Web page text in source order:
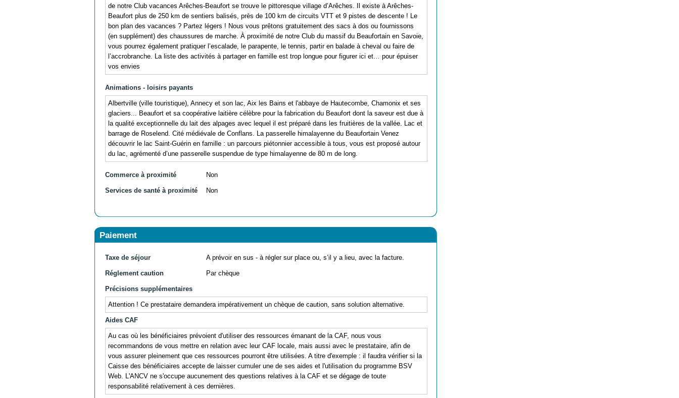
de notre Club vacances Arêches-Beaufort se trouve le pittoresque village d’Arêches. Il existe à Arêches-
Beaufort plus de 250 km de sentiers balisés, près de 100 km de circuits VTT et 9 pistes de descente ! Le
bon plan des vacances ? Partez légers ! Nous vous prêtons gratuitement des sacs à dos ou fournissons
(en supplément) des chaussures de marche. À proximité de notre Club du massif du Beaufortain en Savoie,
vous pourrez également pratiquer l’escalade, le parapente, le tennis, partir en balade à cheval ou faire de
l’accrobranche. La liste des activités à partager en famille est trop longue pour figurer ici et… pour épuiser
vos envies
Animations - loisirs payants
Albertville (ville touristique), Annecy et son lac, Aix les Bains et l'abbaye de Hautecombe, Chamonix et ses
glaciers... Beaufort et sa coopérative laitière célèbre pour la fabrication du Beaufort dont la saveur est due à
la qualité exceptionnelle du lait des alpages avec lequel il est préparé dans les fruitières de la vallée. Lac et
barrage de Roselend. Cité médiévale de Conflans. La passerelle himalayenne du Beaufortain Venez
découvrir le lac Saint-Guérin en famille : un parcours piétonnier accessible à tous, vous est proposé autour
du lac, agrémenté d’une passerelle suspendue de type himalayenne de 80 m de long.
Commerce à proximité Non
Services de santé à proximité Non
Paiement
Taxe de séjour A prévoir en sus - à régler sur place ou, s’il y a lieu, avec la facture.
Réglement caution Par chèque
Précisions supplémentaires
Attention ! Ce prestataire demandera impérativement un chèque de caution, sans solution alternative.
Aides CAF
Au cas où les bénéficiaires prévoient d'utiliser des ressources émanant de la CAF, nous vous
recommandons de vous mettre en relation avec leur CAF locale, mais aussi avec le prestataire, afin de
vous assurer pleinement que ces ressources pourront être utilisées. A titre d'exemple : il faudra vérifier si la
Caisse des bénéficiaires accepte de laisser cumuler une de ses aides et l'utilisation du programme BSV
Web. L'ANCV ne s'occupe aucunement des questions relatives à la CAF et se dégage de toute
responsabilité relativement à ces dernières.